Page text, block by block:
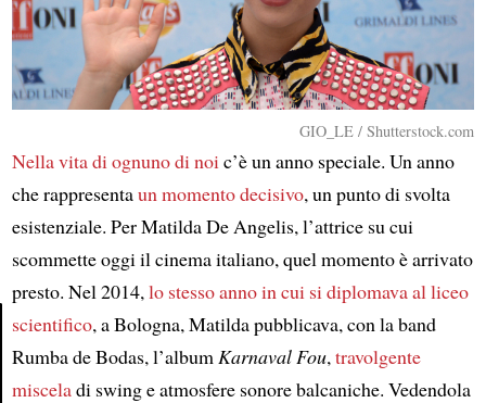
Article
GIO_LE / Shutterstock.com
Nella vita di ognuno di noic’è un anno speciale. Un anno
che rappresentaun momento decisivo, un punto di svolta
esistenziale. Per Matilda De Angelis, l’attrice su cui
scommette oggi il cinema italiano, quel momento è arrivato
presto. Nel 2014,lo stesso annoin cui si diplomava al liceo
scientifico, a Bologna, Matilda pubblicava, con la band
Rumba de Bodas, l’albumKarnaval Fou,travolgente
misceladi swing e atmosfere sonore balcaniche. Vedendola